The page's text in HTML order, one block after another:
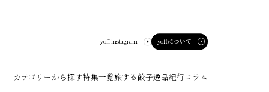
yoff instagram yoffについて
カテゴリーから探す特集一覧旅する餃子逸品紀行コラム